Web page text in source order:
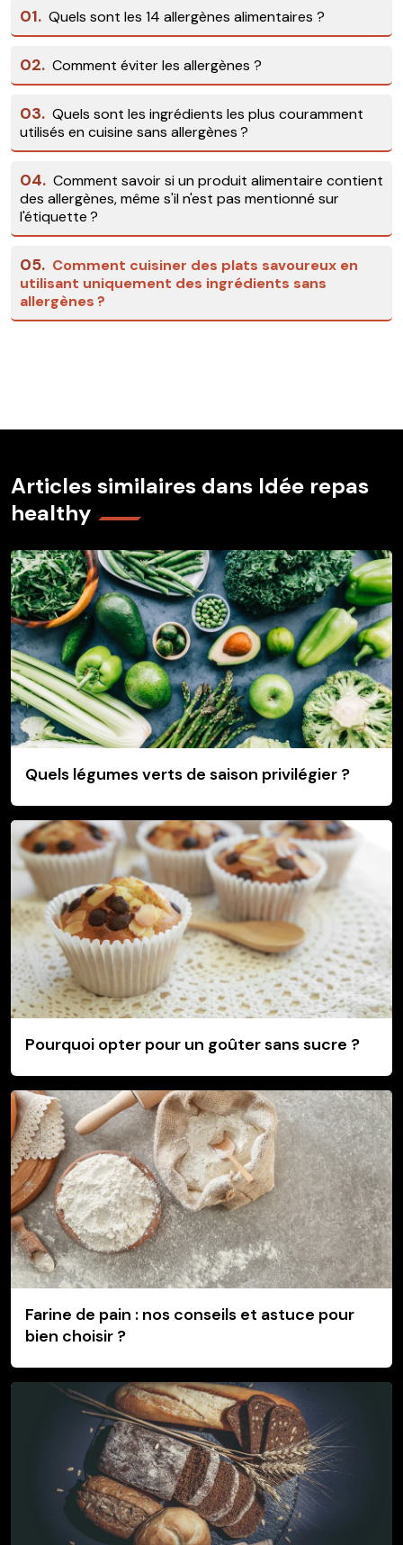
01. Quels sont les 14 allergènes alimentaires ?
02. Comment éviter les allergènes ?
03. Quels sont les ingrédients les plus couramment
utilisés en cuisine sans allergènes ?
04. Comment savoir si un produit alimentaire contient
des allergènes, même s'il n'est pas mentionné sur
l'étiquette ?
05. Comment cuisiner des plats savoureux en
utilisant uniquement des ingrédients sans
allergènes ?
Articles similaires dans Idée repas
healthy
Quels légumes verts de saison privilégier ?
Pourquoi opter pour un goûter sans sucre ?
Farine de pain : nos conseils et astuce pour
bien choisir ?